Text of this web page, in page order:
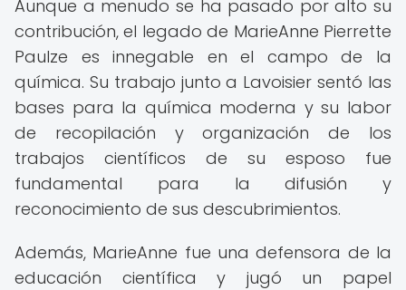
Aunque a menudo se ha pasado por alto su
contribución, el legado de MarieAnne Pierrette
Paulze es innegable en el campo de la
química. Su trabajo junto a Lavoisier sentó las
bases para la química moderna y su labor
de recopilación y organización de los
trabajos científicos de su esposo fue
fundamental para la difusión y
reconocimiento de sus descubrimientos.
Además, MarieAnne fue una defensora de la
educación científica y jugó un papel